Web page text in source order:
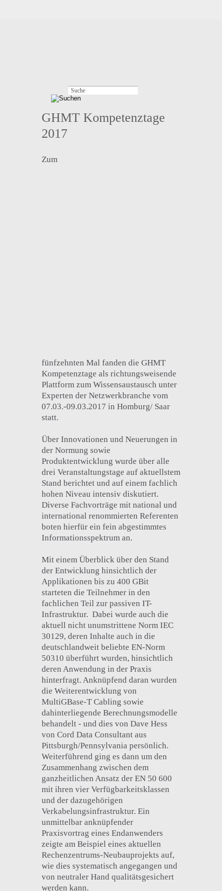
GHMT Kompetenztage
2017
Zum
fünfzehnten Mal fanden die GHMT
Kompetenztage als richtungsweisende
Plattform zum Wissensaustausch unter
Experten der Netzwerkbranche vom
07.03.-09.03.2017 in Homburg/ Saar
statt.
Über Innovationen und Neuerungen in
der Normung sowie
Produktentwicklung wurde über alle
drei Veranstaltungstage auf aktuellstem
Stand berichtet und auf einem fachlich
hohen Niveau intensiv diskutiert.
Diverse Fachvorträge mit national und
international renommierten Referenten
boten hierfür ein fein abgestimmtes
Informationsspektrum an.
Mit einem Überblick über den Stand
der Entwicklung hinsichtlich der
Applikationen bis zu 400 GBit
starteten die Teilnehmer in den
fachlichen Teil zur passiven IT-
Infrastruktur. Dabei wurde auch die
aktuell nicht unumstrittene Norm IEC
30129, deren Inhalte auch in die
deutschlandweit beliebte EN-Norm
50310 überführt wurden, hinsichtlich
deren Anwendung in der Praxis
hinterfragt. Anknüpfend daran wurden
die Weiterentwicklung von
MultiGBase-T Cabling sowie
dahinterliegende Berechnungsmodelle
behandelt - und dies von Dave Hess
von Cord Data Consultant aus
Pittsburgh/Pennsylvania persönlich.
Weiterführend ging es dann um den
Zusammenhang zwischen dem
ganzheitlichen Ansatz der EN 50 600
mit ihren vier Verfügbarkeitsklassen
und der dazugehörigen
Verkabelungsinfrastruktur. Ein
unmittelbar anknüpfender
Praxisvortrag eines Endanwenders
zeigte am Beispiel eines aktuellen
Rechenzentrums-Neubauprojekts auf,
wie dies systematisch angegangen und
von neutraler Hand qualitätsgesichert
werden kann.